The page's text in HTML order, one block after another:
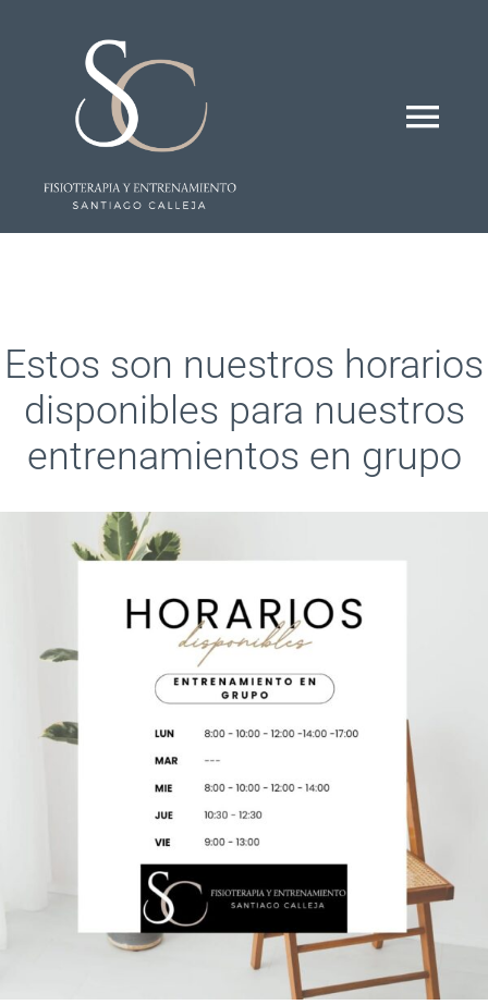
Tratamientos
Instalaciones
Contacto
Estos son nuestros horarios
disponibles para nuestros
entrenamientos en grupo